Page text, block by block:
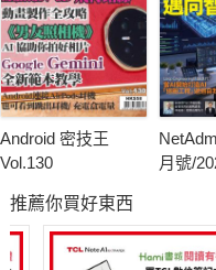
Android 密技王
Vol.130
月號/
推薦你買好東西